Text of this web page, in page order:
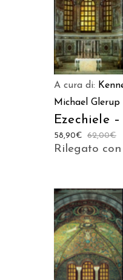
A cura di:
Michael Glerup
Ezechiele
62,00€
58,90€
Rilegato